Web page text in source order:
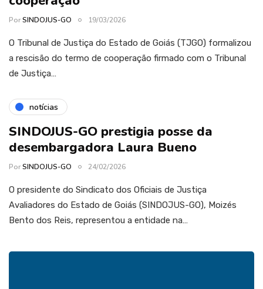
PorSINDOJUS-GO 19/03/2026
O Tribunal de Justiça do Estado de Goiás (TJGO) formalizou
a rescisão do termo de cooperação firmado com o Tribunal
de Justiça…
notícias
SINDOJUS-GO prestigia posse da
desembargadora Laura Bueno
PorSINDOJUS-GO 24/02/2026
O presidente do Sindicato dos Oficiais de Justiça
Avaliadores do Estado de Goiás (SINDOJUS-GO), Moizés
Bento dos Reis, representou a entidade na…